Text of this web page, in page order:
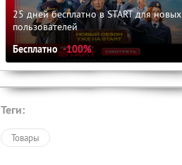
25 дней бесплатно в START для новых
пользователей
Бесплатно -100%
Теги:
Товары